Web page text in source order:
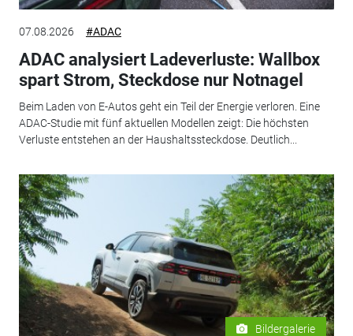
07.08.2026 #ADAC
ADAC analysiert Ladeverluste: Wallbox
spart Strom, Steckdose nur Notnagel
Beim Laden von E-Autos geht ein Teil der Energie verloren. Eine
ADAC-Studie mit fünf aktuellen Modellen zeigt: Die höchsten
Verluste entstehen an der Haushaltssteckdose. Deutlich...
Bildergalerie